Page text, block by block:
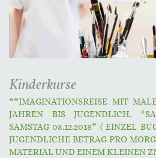
Kinderkurse
**IMAGINATIONSREISE MIT
JAHREN BIS JUGENDLICH.
SAMSTAG 08.12.2018* ( EINZEL
JUGENDLICHE BETRAG PRO
MATERIAL UND EINEM KLEINEN